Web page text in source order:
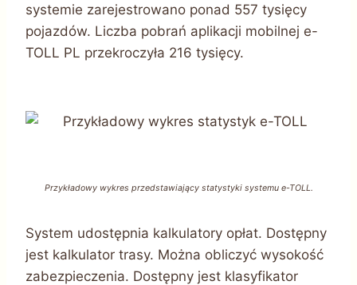
systemie zarejestrowano ponad 557 tysięcy
pojazdów. Liczba pobrań aplikacji mobilnej e-
TOLL PL przekroczyła 216 tysięcy.
Przykładowy wykres przedstawiający statystyki systemu e-TOLL.
System udostępnia kalkulatory opłat. Dostępny
jest kalkulator trasy. Można obliczyć wysokość
zabezpieczenia. Dostępny jest klasyfikator